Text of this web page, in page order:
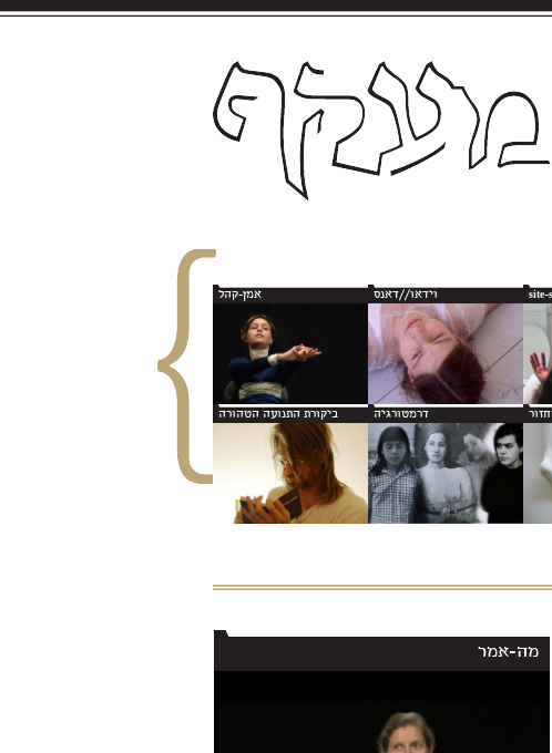
אמן-קהל וידאו//דאנס site-
ביקורת התנועה הטהורה דרמטורגיה
מה-אמר